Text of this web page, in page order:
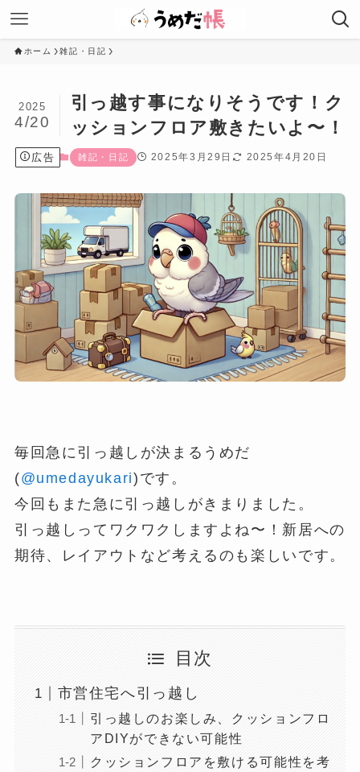
ホーム 雑記・日記
引っ越す事になりそうです！ク
ッションフロア敷きたいよ〜！
2025
4/20
広告 雑記・日記 2025年3月29日 2025年4月20日
毎回急に引っ越しが決まるうめだ
(@umedayukari)です。
今回もまた急に引っ越しがきまりました。
引っ越しってワクワクしますよね〜！新居への
期待、レイアウトなど考えるのも楽しいです。
目次
市営住宅へ引っ越し
引っ越しのお楽しみ、クッションフロ
アDIYができない可能性
クッションフロアを敷ける可能性を考